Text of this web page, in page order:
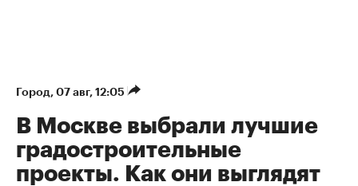
Город 07 авг, 12:05
В Москве выбрали лучшие
градостроительные
проекты. Как они выглядят